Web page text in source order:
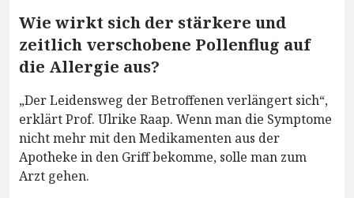
Wie wirkt sich der stärkere und
zeitlich verschobene Pollenflug auf
die Allergie aus?
„Der Leidensweg der Betroffenen verlängert sich“,
erklärt Prof. Ulrike Raap. Wenn man die Symptome
nicht mehr mit den Medikamenten aus der
Apotheke in den Griff bekomme, solle man zum
Arzt gehen.